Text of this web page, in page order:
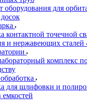
оборудования для
контактной точечной
и нержавеющих сталей
комплекс
для шлифовки и
емкостей